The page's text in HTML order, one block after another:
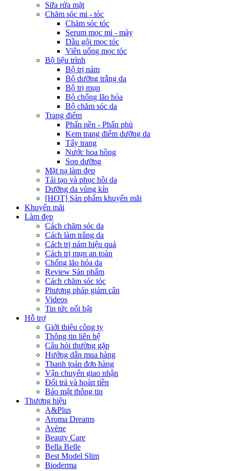
Sữa rửa mặt
Chăm sóc mi - tóc
Chăm sóc tóc
Serum mọc mi - mày
Dầu gội mọc tóc
Viên uống mọc tóc
Bộ liệu trình
Bộ trị nám
Bộ dưỡng trắng da
Bộ trị mụn
Bộ chống lão hóa
Bộ chăm sóc da
Trang điểm
Phấn nền - Phấn phủ
Kem trang điểm dưỡng da
Tẩy trang
Nước hoa hồng
Son dưỡng
Mặt nạ làm đẹp
Tái tạo và phục hồi da
Dưỡng da vùng kín
[HOT] Sản phẩm khuyến mãi
Khuyến mãi
Làm đẹp
Cách chăm sóc da
Cách làm trắng da
Cách trị nám hiệu quả
Cách trị mụn an toàn
Chống lão hóa da
Review Sản phẩm
Cách chăm sóc tóc
Phương pháp giảm cân
Videos
Tin tức nổi bật
Hỗ trợ
Giới thiệu công ty
Thông tin liên hệ
Câu hỏi thường gặp
Hướng dẫn mua hàng
Thanh toán đơn hàng
Vận chuyển giao nhận
Đổi trả và hoàn tiền
Bảo mật thông tin
Thương hiệu
A&Plus
Aroma Dreams
Avène
Beauty Care
Bella Belle
Best Model Slim
Bioderma